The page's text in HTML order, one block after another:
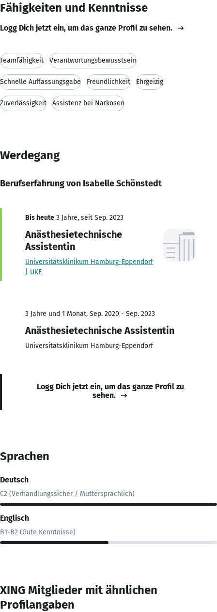
Fähigkeiten und Kenntnisse
Logg Dich jetzt ein, um das ganze Profil zu sehen.
Teamfähigkeit Verantwortungsbewusstsein
Schnelle Auffassungsgabe Freundlichkeit Ehrgeizig
Zuverlässigkeit Assistenz bei Narkosen
Werdegang
Berufserfahrung von Isabelle Schönstedt
Bis heute 3 Jahre, seit Sep. 2023
Anästhesietechnische
Assistentin
Universitätsklinikum Hamburg-Eppendorf
| UKE
3 Jahre und 1 Monat, Sep. 2020 - Sep. 2023
Anästhesietechnische Assistentin
Universitätsklinikum Hamburg-Eppendorf
Logg Dich jetzt ein, um das ganze Profil zu
sehen.
Sprachen
Deutsch
C2 (Verhandlungssicher / Muttersprachlich)
Englisch
B1-B2 (Gute Kenntnisse)
XING Mitglieder mit ähnlichen
Profilangaben